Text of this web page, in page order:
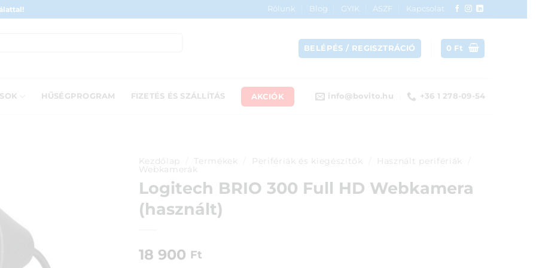
Rólunk Blog GYIK ÁSZF
Kapcsolat
BELÉPÉS / REGISZTRÁCIÓ 0 Ft
HŰSÉGPROGRAM FIZETÉS ÉS SZÁLLÍTÁS AKCIÓK info@bovito.hu +36 1 278-09-54
Kezdőlap Termékek Perifériák és kiegészítők Használt perifériák
Webkamerák
Logitech BRIO 300 Full HD Webkamera
(használt)
18 900 Ft